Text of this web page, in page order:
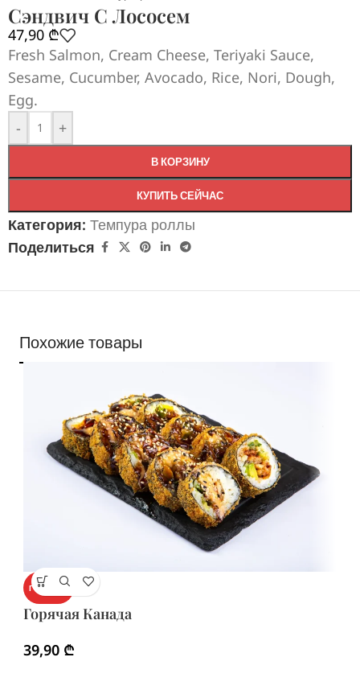
Сэндвич С Лососем
47,90 ₾
Fresh Salmon, Cream Cheese, Teriyaki Sauce,
Sesame, Cucumber, Avocado, Rice, Nori, Dough,
Egg.
-
+
В КОРЗИНУ
КУПИТЬ СЕЙЧАС
Категория: Темпура роллы
Поделиться
Похожие товары
ГОРЯЧИЙ
Горячая Канада
39,90 ₾